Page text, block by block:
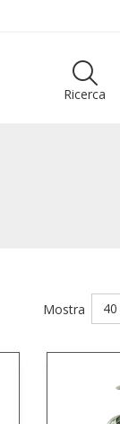
Ricerca
Mostra 40